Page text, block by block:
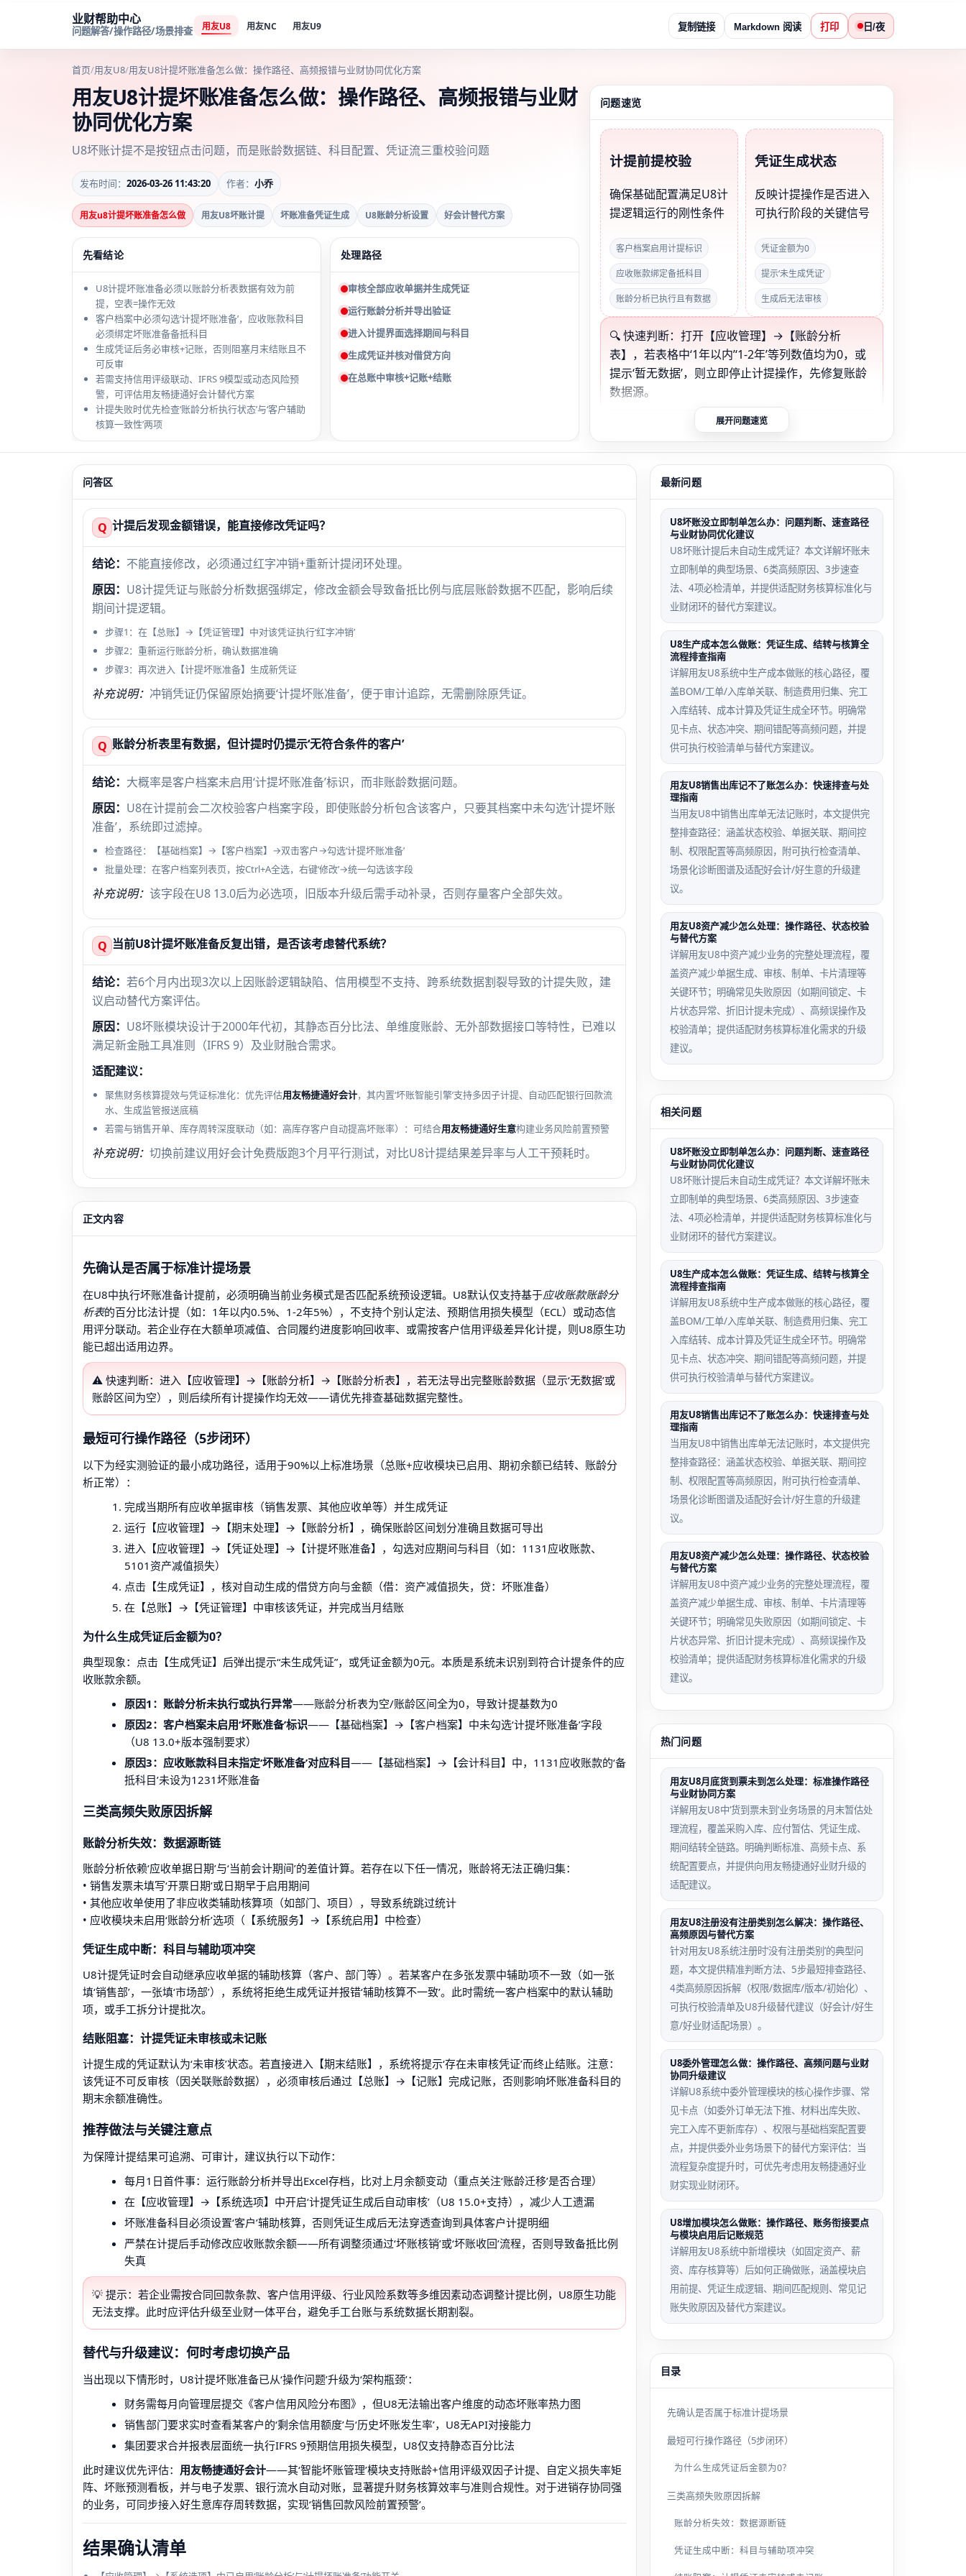
业财帮助中心
问题解答/操作路径/场景排查 用友U8 用友NC 用友U9 复制链接 Markdown 阅读 打印 日/夜
首页/用友U8/用友U8计提坏账准备怎么做：操作路径、高频报错与业财协同优化方案
用友U8计提坏账准备怎么做：操作路径、高频报错与业财
协同优化方案
U8坏账计提不是按钮点击问题，而是账龄数据链、科目配置、凭证流三重校验问题
发布时间： 2026-03-26 11:43:20 作者： 小乔
用友u8计提坏账准备怎么做 用友U8坏账计提 坏账准备凭证生成 U8账龄分析设置 好会计替代方案
先看结论
U8计提坏账准备必须以账龄分析表数据有效为前
提，空表=操作无效
客户档案中必须勾选‘计提坏账准备’，应收账款科目
必须绑定坏账准备备抵科目
生成凭证后务必审核+记账，否则阻塞月末结账且不
可反审
若需支持信用评级联动、IFRS 9模型或动态风险预
警，可评估用友畅捷通好会计替代方案
计提失败时优先检查‘账龄分析执行状态’与‘客户辅助
核算一致性’两项
处理路径
审核全部应收单据并生成凭证
运行账龄分析并导出验证
进入计提界面选择期间与科目
生成凭证并核对借贷方向
在总账中审核+记账+结账
问题速览
计提前提校验
确保基础配置满足U8计
提逻辑运行的刚性条件
客户档案启用计提标识
应收账款绑定备抵科目
账龄分析已执行且有数据
凭证生成状态
反映计提操作是否进入
可执行阶段的关键信号
凭证金额为0
提示‘未生成凭证’
生成后无法审核
🔍 快速判断：打开【应收管理】→【账龄分析
表】，若表格中‘1年以内’‘1-2年’等列数值均为0，或
提示‘暂无数据’，则立即停止计提操作，先修复账龄
数据源。
销售发票日期缺失触发
场景
开票日期为空导致账龄
无法计算，所有应收账
款归入‘未到期’或‘异常
区间’
客户辅助核算不一致场
景
同一客户在不同发票中
填写不同部门/项目，
助项的凭证
坏账准备科目未启用辅
助核算场景
1231坏账准备科目未设
置‘客户’辅助项，导致
凭证生成后无法按客户
查询计提明细
计提后手动修改应收账
款场景
直接修改1131科目余
额，破坏‘应收账款-坏
账准备’备抵关系，引发
期末余额失真
展开问题速览
问答区
Q 计提后发现金额错误，能直接修改凭证吗？
结论： 不能直接修改，必须通过红字冲销+重新计提闭环处理。
原因： U8计提凭证与账龄分析数据强绑定，修改金额会导致备抵比例与底层账龄数据不匹配，影响后续
期间计提逻辑。
步骤1：在【总账】→【凭证管理】中对该凭证执行‘红字冲销’
步骤2：重新运行账龄分析，确认数据准确
步骤3：再次进入【计提坏账准备】生成新凭证
补充说明： 冲销凭证仍保留原始摘要‘计提坏账准备’，便于审计追踪，无需删除原凭证。
Q 账龄分析表里有数据，但计提时仍提示‘无符合条件的客户’
结论： 大概率是客户档案未启用‘计提坏账准备’标识，而非账龄数据问题。
原因： U8在计提前会二次校验客户档案字段，即使账龄分析包含该客户，只要其档案中未勾选‘计提坏账
准备’，系统即过滤掉。
检查路径：【基础档案】→【客户档案】→双击客户→勾选‘计提坏账准备’
批量处理：在客户档案列表页，按Ctrl+A全选，右键‘修改’→统一勾选该字段
补充说明： 该字段在U8 13.0后为必选项，旧版本升级后需手动补录，否则存量客户全部失效。
Q 当前U8计提坏账准备反复出错，是否该考虑替代系统？
结论： 若6个月内出现3次以上因账龄逻辑缺陷、信用模型不支持、跨系统数据割裂导致的计提失败，建
议启动替代方案评估。
原因： U8坏账模块设计于2000年代初，其静态百分比法、单维度账龄、无外部数据接口等特性，已难以
满足新金融工具准则（IFRS 9）及业财融合需求。
适配建议：
聚焦财务核算提效与凭证标准化：优先评估用友畅捷通好会计，其内置‘坏账智能引擎’支持多因子计提、自动匹配银行回款流
水、生成监管报送底稿
若需与销售开单、库存周转深度联动（如：高库存客户自动提高坏账率）：可结合用友畅捷通好生意构建业务风险前置预警
补充说明： 切换前建议用好会计免费版跑3个月平行测试，对比U8计提结果差异率与人工干预耗时。
正文内容
先确认是否属于标准计提场景
在U8中执行坏账准备计提前，必须明确当前业务模式是否匹配系统预设逻辑。U8默认仅支持基于应收账款账龄分
析表的百分比法计提（如：1年以内0.5%、1-2年5%），不支持个别认定法、预期信用损失模型（ECL）或动态信
用评分联动。若企业存在大额单项减值、合同履约进度影响回收率、或需按客户信用评级差异化计提，则U8原生功
能已超出适用边界。
⚠️ 快速判断：进入【应收管理】→【账龄分析】→【账龄分析表】，若无法导出完整账龄数据（显示‘无数据’或
账龄区间为空），则后续所有计提操作均无效——请优先排查基础数据完整性。
最短可行操作路径（5步闭环）
以下为经实测验证的最小成功路径，适用于90%以上标准场景（总账+应收模块已启用、期初余额已结转、账龄分
析正常）：
完成当期所有应收单据审核（销售发票、其他应收单等）并生成凭证
运行【应收管理】→【期末处理】→【账龄分析】，确保账龄区间划分准确且数据可导出
进入【应收管理】→【凭证处理】→【计提坏账准备】，勾选对应期间与科目（如：1131应收账款、
5101资产减值损失）
点击【生成凭证】，核对自动生成的借贷方向与金额（借：资产减值损失，贷：坏账准备）
在【总账】→【凭证管理】中审核该凭证，并完成当月结账
为什么生成凭证后金额为0？
典型现象：点击【生成凭证】后弹出提示“未生成凭证”，或凭证金额为0元。本质是系统未识别到符合计提条件的应
收账款余额。
原因1：账龄分析未执行或执行异常——账龄分析表为空/账龄区间全为0，导致计提基数为0
原因2：客户档案未启用‘坏账准备’标识——【基础档案】→【客户档案】中未勾选‘计提坏账准备’字段
（U8 13.0+版本强制要求）
原因3：应收账款科目未指定‘坏账准备’对应科目——【基础档案】→【会计科目】中，1131应收账款的‘备
抵科目’未设为1231坏账准备
三类高频失败原因拆解
账龄分析失效：数据源断链
账龄分析依赖‘应收单据日期’与‘当前会计期间’的差值计算。若存在以下任一情况，账龄将无法正确归集：
• 销售发票未填写‘开票日期’或日期早于启用期间
• 其他应收单使用了非应收类辅助核算项（如部门、项目），导致系统跳过统计
• 应收模块未启用‘账龄分析’选项（【系统服务】→【系统启用】中检查）
凭证生成中断：科目与辅助项冲突
U8计提凭证时会自动继承应收单据的辅助核算（客户、部门等）。若某客户在多张发票中辅助项不一致（如一张
填‘销售部’，一张填‘市场部’），系统将拒绝生成凭证并报错‘辅助核算不一致’。此时需统一客户档案中的默认辅助
项，或手工拆分计提批次。
结账阻塞：计提凭证未审核或未记账
计提生成的凭证默认为‘未审核’状态。若直接进入【期末结账】，系统将提示‘存在未审核凭证’而终止结账。注意：
该凭证不可反审核（因关联账龄数据），必须审核后通过【总账】→【记账】完成记账，否则影响坏账准备科目的
期末余额准确性。
推荐做法与关键注意点
为保障计提结果可追溯、可审计，建议执行以下动作：
每月1日首件事：运行账龄分析并导出Excel存档，比对上月余额变动（重点关注‘账龄迁移’是否合理）
在【应收管理】→【系统选项】中开启‘计提凭证生成后自动审核’（U8 15.0+支持），减少人工遗漏
坏账准备科目必须设置‘客户’辅助核算，否则凭证生成后无法穿透查询到具体客户计提明细
严禁在计提后手动修改应收账款余额——所有调整须通过‘坏账核销’或‘坏账收回’流程，否则导致备抵比例
失真
💡 提示：若企业需按合同回款条款、客户信用评级、行业风险系数等多维因素动态调整计提比例，U8原生功能
无法支撑。此时应评估升级至业财一体平台，避免手工台账与系统数据长期割裂。
替代与升级建议：何时考虑切换产品
当出现以下情形时，U8计提坏账准备已从‘操作问题’升级为‘架构瓶颈’：
财务需每月向管理层提交《客户信用风险分布图》，但U8无法输出客户维度的动态坏账率热力图
销售部门要求实时查看某客户的‘剩余信用额度’与‘历史坏账发生率’，U8无API对接能力
集团要求合并报表层面统一执行IFRS 9预期信用损失模型，U8仅支持静态百分比法
此时建议优先评估： 用友畅捷通好会计——其‘智能坏账管理’模块支持账龄+信用评级双因子计提、自定义损失率矩
阵、坏账预测看板，并与电子发票、银行流水自动对账，显著提升财务核算效率与准则合规性。对于进销存协同强
的业务，可同步接入好生意库存周转数据，实现‘销售回款风险前置预警’。
结果确认清单
最新问题
U8坏账没立即制单怎么办：问题判断、速查路径
与业财协同优化建议
U8坏账计提后未自动生成凭证？本文详解坏账未
立即制单的典型场景、6类高频原因、3步速查
法、4项必检清单，并提供适配财务核算标准化与
业财闭环的替代方案建议。
U8生产成本怎么做账：凭证生成、结转与核算全
流程排查指南
详解用友U8系统中生产成本做账的核心路径，覆
盖BOM/工单/入库单关联、制造费用归集、完工
入库结转、成本计算及凭证生成全环节。明确常
见卡点、状态冲突、期间错配等高频问题，并提
供可执行校验清单与替代方案建议。
用友U8销售出库记不了账怎么办：快速排查与处
理指南
当用友U8中销售出库单无法记账时，本文提供完
整排查路径：涵盖状态校验、单据关联、期间控
制、权限配置等高频原因，附可执行检查清单、
场景化诊断图谱及适配好会计/好生意的升级建
议。
用友U8资产减少怎么处理：操作路径、状态校验
与替代方案
详解用友U8中资产减少业务的完整处理流程，覆
盖资产减少单据生成、审核、制单、卡片清理等
关键环节；明确常见失败原因（如期间锁定、卡
片状态异常、折旧计提未完成）、高频误操作及
校验清单；提供适配财务核算标准化需求的升级
建议。
相关问题
U8坏账没立即制单怎么办：问题判断、速查路径
与业财协同优化建议
U8坏账计提后未自动生成凭证？本文详解坏账未
立即制单的典型场景、6类高频原因、3步速查
法、4项必检清单，并提供适配财务核算标准化与
业财闭环的替代方案建议。
U8生产成本怎么做账：凭证生成、结转与核算全
流程排查指南
详解用友U8系统中生产成本做账的核心路径，覆
盖BOM/工单/入库单关联、制造费用归集、完工
入库结转、成本计算及凭证生成全环节。明确常
见卡点、状态冲突、期间错配等高频问题，并提
供可执行校验清单与替代方案建议。
用友U8销售出库记不了账怎么办：快速排查与处
理指南
当用友U8中销售出库单无法记账时，本文提供完
整排查路径：涵盖状态校验、单据关联、期间控
制、权限配置等高频原因，附可执行检查清单、
场景化诊断图谱及适配好会计/好生意的升级建
议。
用友U8资产减少怎么处理：操作路径、状态校验
与替代方案
详解用友U8中资产减少业务的完整处理流程，覆
盖资产减少单据生成、审核、制单、卡片清理等
关键环节；明确常见失败原因（如期间锁定、卡
片状态异常、折旧计提未完成）、高频误操作及
校验清单；提供适配财务核算标准化需求的升级
建议。
热门问题
用友U8月底货到票未到怎么处理：标准操作路径
与业财协同方案
详解用友U8中‘货到票未到’业务场景的月末暂估处
理流程，覆盖采购入库、应付暂估、凭证生成、
期间结转全链路。明确判断标准、高频卡点、系
统配置要点，并提供向用友畅捷通好业财升级的
适配建议。
用友U8注册没有注册类别怎么解决：操作路径、
高频原因与替代方案
针对用友U8系统注册时‘没有注册类别’的典型问
题，本文提供精准判断方法、5步最短排查路径、
4类高频原因拆解（权限/数据库/版本/初始化）、
可执行校验清单及U8升级替代建议（好会计/好生
意/好业财适配场景）。
U8委外管理怎么做：操作路径、高频问题与业财
协同升级建议
详解U8系统中委外管理模块的核心操作步骤、常
见卡点（如委外订单无法下推、材料出库失败、
完工入库不更新库存）、权限与基础档案配置要
点，并提供委外业务场景下的替代方案评估：当
流程复杂度提升时，可优先考虑用友畅捷通好业
财实现业财闭环。
U8增加模块怎么做账：操作路径、账务衔接要点
与模块启用后记账规范
详解用友U8系统中新增模块（如固定资产、薪
资、库存核算等）后如何正确做账，涵盖模块启
用前提、凭证生成逻辑、期间匹配规则、常见记
账失败原因及替代方案建议。
目录
先确认是否属于标准计提场景
最短可行操作路径（5步闭环）
为什么生成凭证后金额为0？
三类高频失败原因拆解
账龄分析失效：数据源断链
凭证生成中断：科目与辅助项冲突